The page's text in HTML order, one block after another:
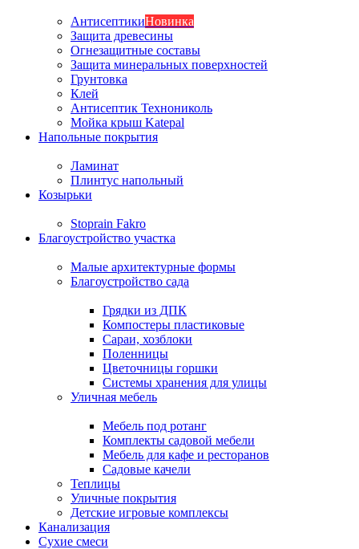
АнтисептикиНовинка
Защита древесины
Огнезащитные составы
Защита минеральных поверхностей
Грунтовка
Клей
Антисептик Технониколь
Мойка крыш Katepal
Напольные покрытия
Ламинат
Плинтус напольный
Козырьки
Stoprain Fakro
Благоустройство участка
Малые архитектурные формы
Благоустройство сада
Грядки из ДПК
Компостеры пластиковые
Сараи, хозблоки
Поленницы
Цветочницы горшки
Системы хранения для улицы
Уличная мебель
Мебель под ротанг
Комплекты садовой мебели
Мебель для кафе и ресторанов
Садовые качели
Теплицы
Уличные покрытия
Детские игровые комплексы
Канализация
Сухие смеси